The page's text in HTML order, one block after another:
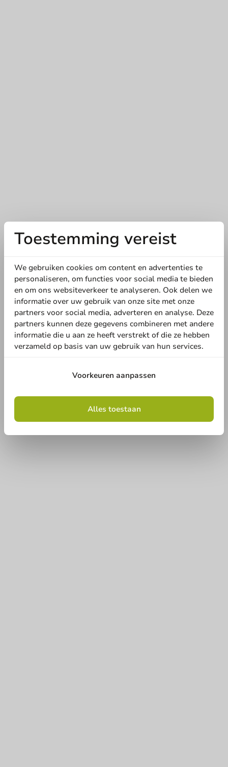
Toestemming vereist
We gebruiken cookies om content en advertenties te
personaliseren, om functies voor social media te bieden
en om ons websiteverkeer te analyseren. Ook delen we
informatie over uw gebruik van onze site met onze
partners voor social media, adverteren en analyse. Deze
partners kunnen deze gegevens combineren met andere
informatie die u aan ze heeft verstrekt of die ze hebben
verzameld op basis van uw gebruik van hun services.
Voorkeuren aanpassen
Alles toestaan